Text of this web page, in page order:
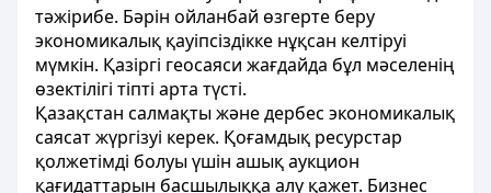
тәжірибе. Бәрін ойланбай өзгерте беру
экономикалық қауіпсіздікке нұқсан келтіруі
мүмкін. Қазіргі геосаяси жағдайда бұл мәселенің
өзектілігі тіпті арта түсті.
Қазақстан салмақты және дербес экономикалық
саясат жүргізуі керек. Қоғамдық ресурстар
қолжетімді болуы үшін ашық аукцион
қағидаттарын басшылыққа алу қажет. Бизнес